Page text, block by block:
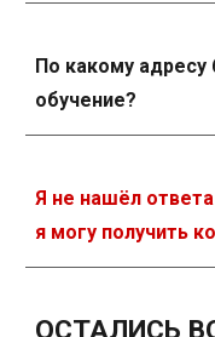
По какому адресу
обучение?
Я не нашёл
я могу получить
ОСТАЛИСЬ